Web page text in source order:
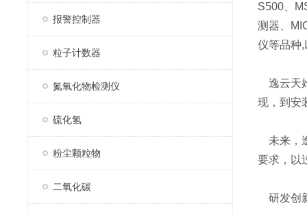
报警控制器
粒子计数器
氮氧化物检测仪
硫化氢
粉尘颗粒物
二氧化碳
S500、
测器、
仪等品种
逸云天
现，到安
未来，
要求，以
研发创